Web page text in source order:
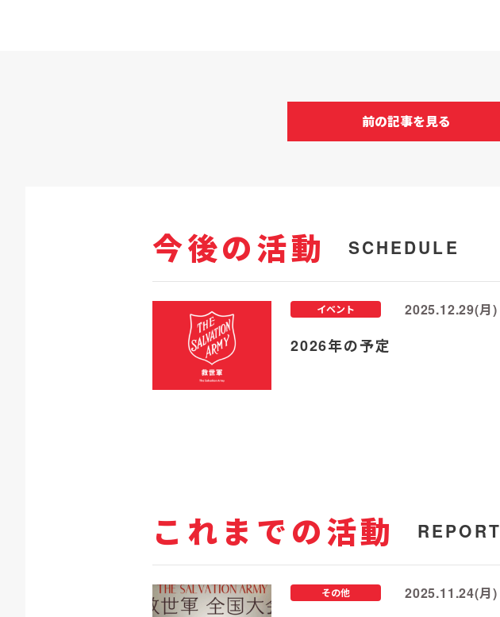
前の記事を見る
今後の活動 SCHEDULE
2026年の予定
イベント 2025.12.29(月)
これまでの活動 REPORT
その他 2025.11.24(月)